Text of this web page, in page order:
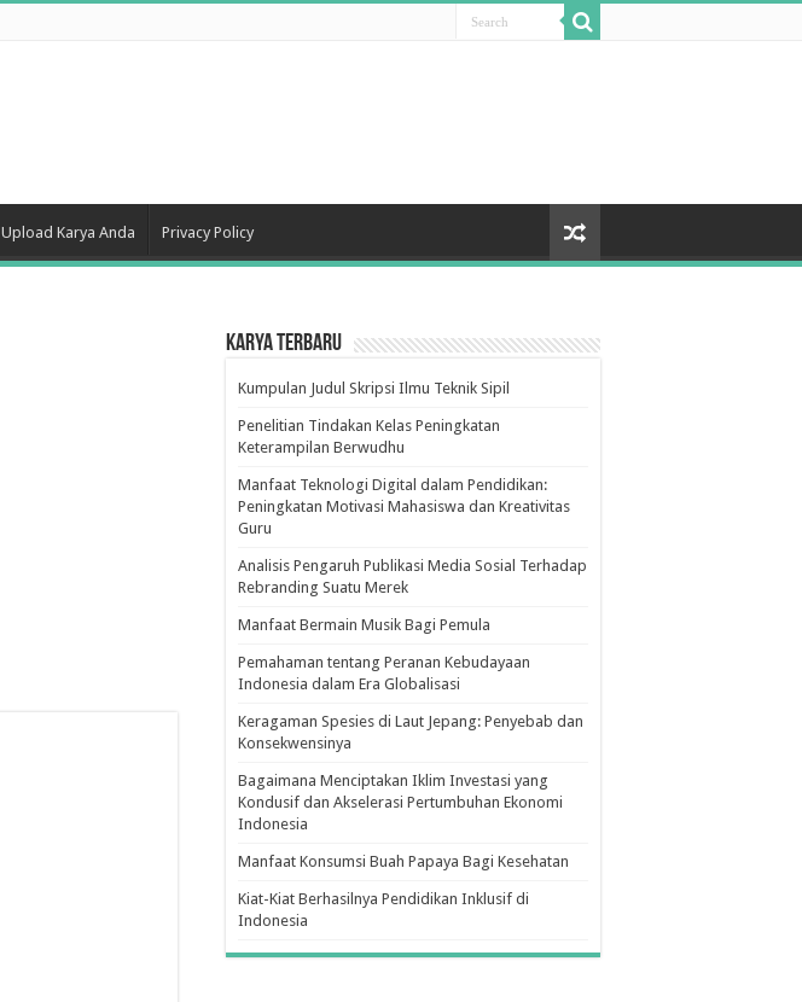
Upload Karya Anda Privacy Policy
Karya Terbaru
Kumpulan Judul Skripsi Ilmu Teknik Sipil
Penelitian Tindakan Kelas Peningkatan
Keterampilan Berwudhu
Manfaat Teknologi Digital dalam Pendidikan:
Peningkatan Motivasi Mahasiswa dan Kreativitas
Guru
Analisis Pengaruh Publikasi Media Sosial Terhadap
Rebranding Suatu Merek
Manfaat Bermain Musik Bagi Pemula
Pemahaman tentang Peranan Kebudayaan
Indonesia dalam Era Globalisasi
Keragaman Spesies di Laut Jepang: Penyebab dan
Konsekwensinya
Bagaimana Menciptakan Iklim Investasi yang
Kondusif dan Akselerasi Pertumbuhan Ekonomi
Indonesia
Manfaat Konsumsi Buah Papaya Bagi Kesehatan
Kiat-Kiat Berhasilnya Pendidikan Inklusif di
Indonesia